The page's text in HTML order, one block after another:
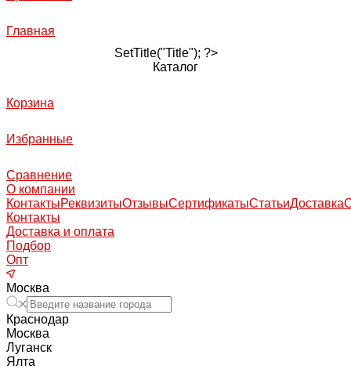
Главная
SetTitle("Title"); ?>
Каталог
Корзина
Избранные
Сравнение
О компании
КонтактыРеквизитыОтзывыСертификатыСтатьиДоставка
Контакты
Доставка и оплата
Подбор
Опт
Москва
Краснодар
Москва
Луганск
Ялта